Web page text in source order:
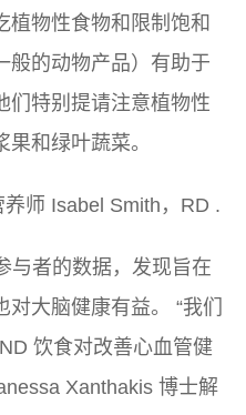
植物性食物和限制饱和
般的动物产品）有助于
们特别提请注意植物性
和绿叶蔬菜。
师 Isabel Smith，RD .
与者的数据，发现旨在
大脑健康有益。 “我们
饮食对改善心血管健
Xanthakis 博士解